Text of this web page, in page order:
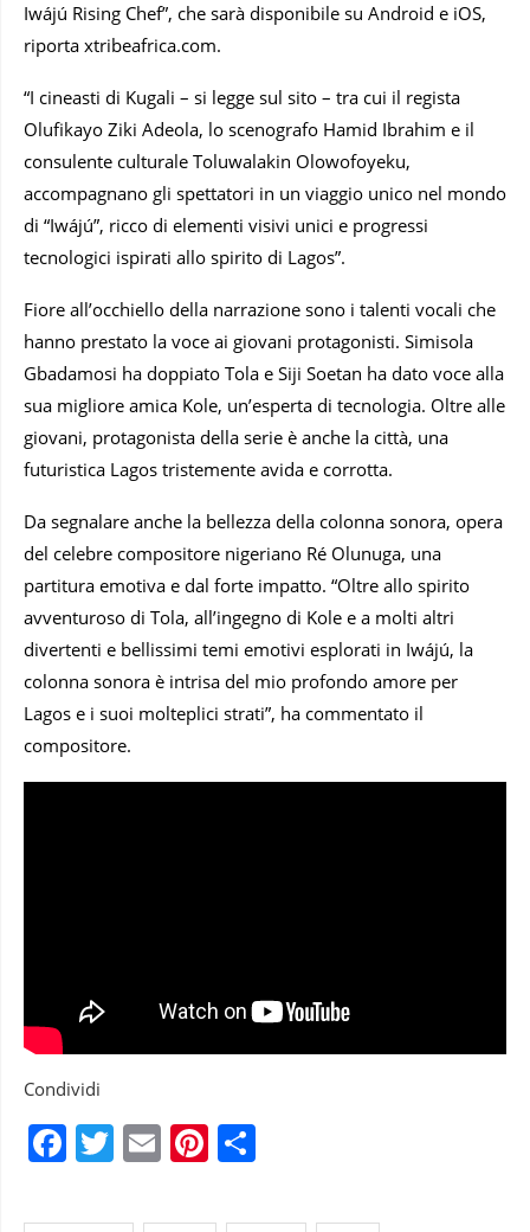
Iwájú Rising Chef”, che sarà disponibile su Android e iOS,
riporta xtribeafrica.com.
“I cineasti di Kugali – si legge sul sito – tra cui il regista
Olufikayo Ziki Adeola, lo scenografo Hamid Ibrahim e il
consulente culturale Toluwalakin Olowofoyeku,
accompagnano gli spettatori in un viaggio unico nel mondo
di “Iwájú”, ricco di elementi visivi unici e progressi
tecnologici ispirati allo spirito di Lagos”.
Fiore all’occhiello della narrazione sono i talenti vocali che
hanno prestato la voce ai giovani protagonisti. Simisola
Gbadamosi ha doppiato Tola e Siji Soetan ha dato voce alla
sua migliore amica Kole, un’esperta di tecnologia. Oltre alle
giovani, protagonista della serie è anche la città, una
futuristica Lagos tristemente avida e corrotta.
Da segnalare anche la bellezza della colonna sonora, opera
del celebre compositore nigeriano Ré Olunuga, una
partitura emotiva e dal forte impatto. “Oltre allo spirito
avventuroso di Tola, all’ingegno di Kole e a molti altri
divertenti e bellissimi temi emotivi esplorati in Iwájú, la
colonna sonora è intrisa del mio profondo amore per
Lagos e i suoi molteplici strati”, ha commentato il
compositore.
Condividi
Facebook
Twitter
EmailPinterest